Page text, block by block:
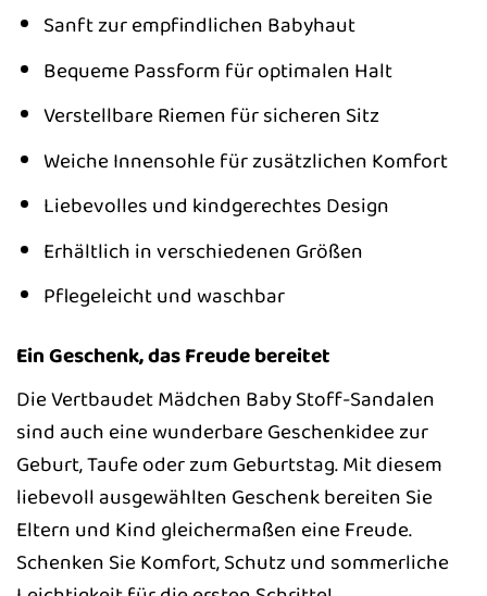
Sanft zur empfindlichen Babyhaut
Bequeme Passform für optimalen Halt
Verstellbare Riemen für sicheren Sitz
Weiche Innensohle für zusätzlichen Komfort
Liebevolles und kindgerechtes Design
Erhältlich in verschiedenen Größen
Pflegeleicht und waschbar
Ein Geschenk, das Freude bereitet
Die Vertbaudet Mädchen Baby Stoff-Sandalen
sind auch eine wunderbare Geschenkidee zur
Geburt, Taufe oder zum Geburtstag. Mit diesem
liebevoll ausgewählten Geschenk bereiten Sie
Eltern und Kind gleichermaßen eine Freude.
Schenken Sie Komfort, Schutz und sommerliche